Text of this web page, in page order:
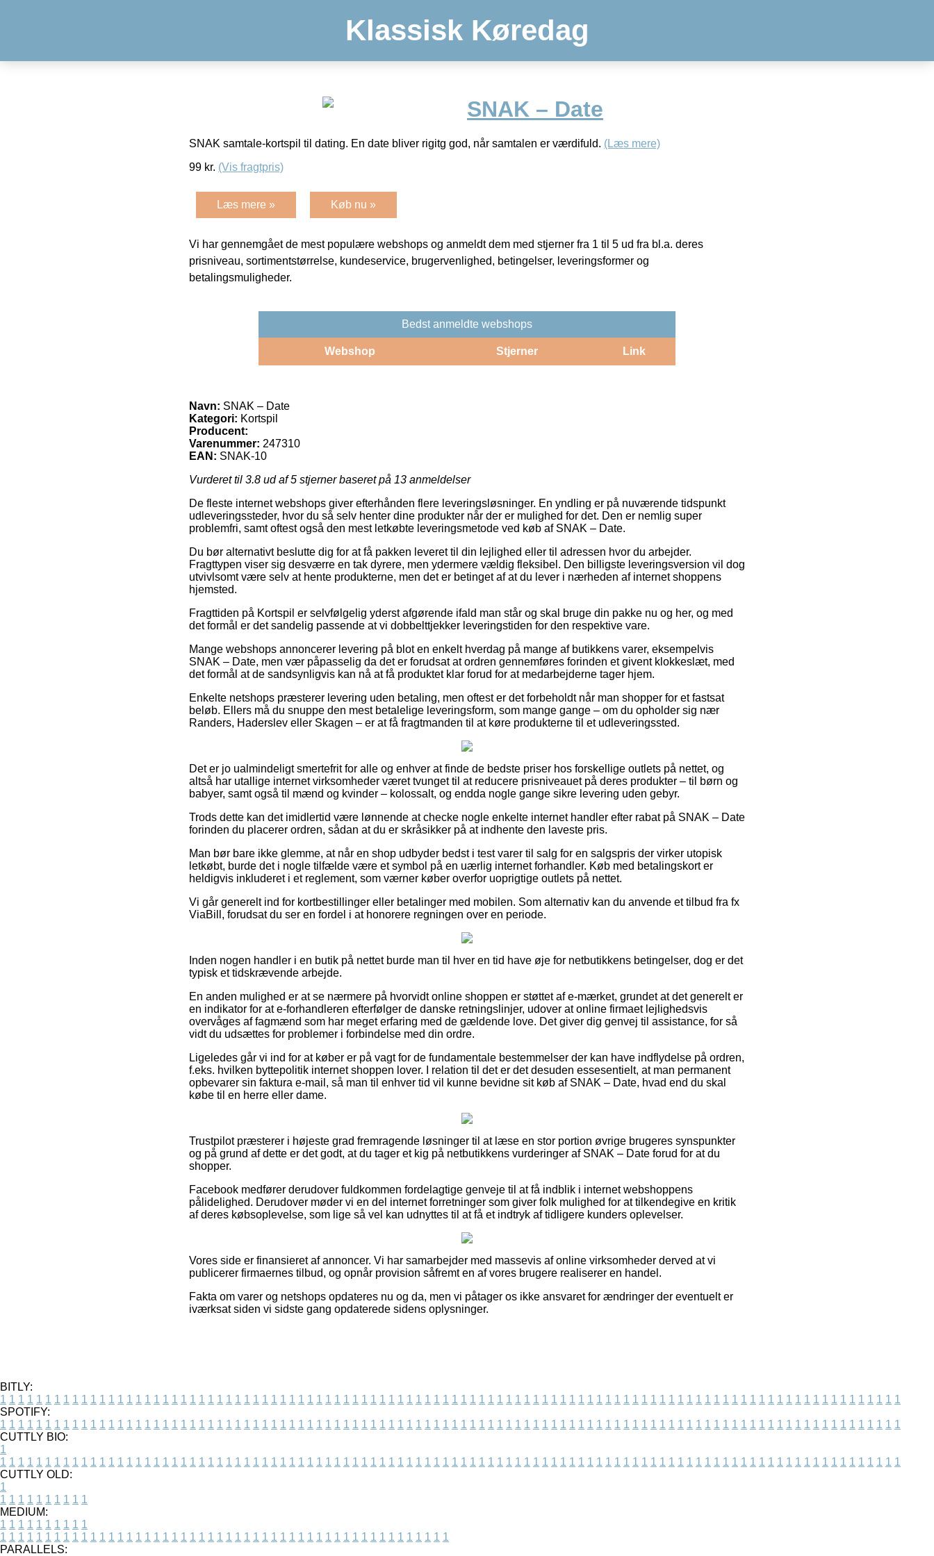
Klassisk Køredag
SNAK – Date
SNAK samtale-kortspil til dating. En date bliver rigitg god, når samtalen er værdifuld. (Læs mere)
99 kr. (Vis fragtpris)
Læs mere » Køb nu »
Vi har gennemgået de mest populære webshops og anmeldt dem med stjerner fra 1 til 5 ud fra bl.a. deres
prisniveau, sortimentstørrelse, kundeservice, brugervenlighed, betingelser, leveringsformer og
betalingsmuligheder.
Bedst anmeldte webshops
Webshop Stjerner Link
Navn: SNAK – Date
Kategori: Kortspil
Producent:
Varenummer: 247310
EAN: SNAK-10
Vurderet til 3.8 ud af 5 stjerner baseret på 13 anmeldelser
De fleste internet webshops giver efterhånden flere leveringsløsninger. En yndling er på nuværende tidspunkt
udleveringssteder, hvor du så selv henter dine produkter når der er mulighed for det. Den er nemlig super
problemfri, samt oftest også den mest letkøbte leveringsmetode ved køb af SNAK – Date.
Du bør alternativt beslutte dig for at få pakken leveret til din lejlighed eller til adressen hvor du arbejder.
Fragttypen viser sig desværre en tak dyrere, men ydermere vældig fleksibel. Den billigste leveringsversion vil dog
utvivlsomt være selv at hente produkterne, men det er betinget af at du lever i nærheden af internet shoppens
hjemsted.
Fragttiden på Kortspil er selvfølgelig yderst afgørende ifald man står og skal bruge din pakke nu og her, og med
det formål er det sandelig passende at vi dobbelttjekker leveringstiden for den respektive vare.
Mange webshops annoncerer levering på blot en enkelt hverdag på mange af butikkens varer, eksempelvis
SNAK – Date, men vær påpasselig da det er forudsat at ordren gennemføres forinden et givent klokkeslæt, med
det formål at de sandsynligvis kan nå at få produktet klar forud for at medarbejderne tager hjem.
Enkelte netshops præsterer levering uden betaling, men oftest er det forbeholdt når man shopper for et fastsat
beløb. Ellers må du snuppe den mest betalelige leveringsform, som mange gange – om du opholder sig nær
Randers, Haderslev eller Skagen – er at få fragtmanden til at køre produkterne til et udleveringssted.
Det er jo ualmindeligt smertefrit for alle og enhver at finde de bedste priser hos forskellige outlets på nettet, og
altså har utallige internet virksomheder været tvunget til at reducere prisniveauet på deres produkter – til børn og
babyer, samt også til mænd og kvinder – kolossalt, og endda nogle gange sikre levering uden gebyr.
Trods dette kan det imidlertid være lønnende at checke nogle enkelte internet handler efter rabat på SNAK – Date
forinden du placerer ordren, sådan at du er skråsikker på at indhente den laveste pris.
Man bør bare ikke glemme, at når en shop udbyder bedst i test varer til salg for en salgspris der virker utopisk
letkøbt, burde det i nogle tilfælde være et symbol på en uærlig internet forhandler. Køb med betalingskort er
heldigvis inkluderet i et reglement, som værner køber overfor uoprigtige outlets på nettet.
Vi går generelt ind for kortbestillinger eller betalinger med mobilen. Som alternativ kan du anvende et tilbud fra fx
ViaBill, forudsat du ser en fordel i at honorere regningen over en periode.
Inden nogen handler i en butik på nettet burde man til hver en tid have øje for netbutikkens betingelser, dog er det
typisk et tidskrævende arbejde.
En anden mulighed er at se nærmere på hvorvidt online shoppen er støttet af e-mærket, grundet at det generelt er
en indikator for at e-forhandleren efterfølger de danske retningslinjer, udover at online firmaet lejlighedsvis
overvåges af fagmænd som har meget erfaring med de gældende love. Det giver dig genvej til assistance, for så
vidt du udsættes for problemer i forbindelse med din ordre.
Ligeledes går vi ind for at køber er på vagt for de fundamentale bestemmelser der kan have indflydelse på ordren,
f.eks. hvilken byttepolitik internet shoppen lover. I relation til det er det desuden essesentielt, at man permanent
opbevarer sin faktura e-mail, så man til enhver tid vil kunne bevidne sit køb af SNAK – Date, hvad end du skal
købe til en herre eller dame.
Trustpilot præsterer i højeste grad fremragende løsninger til at læse en stor portion øvrige brugeres synspunkter
og på grund af dette er det godt, at du tager et kig på netbutikkens vurderinger af SNAK – Date forud for at du
shopper.
Facebook medfører derudover fuldkommen fordelagtige genveje til at få indblik i internet webshoppens
pålidelighed. Derudover møder vi en del internet forretninger som giver folk mulighed for at tilkendegive en kritik
af deres købsoplevelse, som lige så vel kan udnyttes til at få et indtryk af tidligere kunders oplevelser.
Vores side er finansieret af annoncer. Vi har samarbejder med massevis af online virksomheder derved at vi
publicerer firmaernes tilbud, og opnår provision såfremt en af vores brugere realiserer en handel.
Fakta om varer og netshops opdateres nu og da, men vi påtager os ikke ansvaret for ændringer der eventuelt er
iværksat siden vi sidste gang opdaterede sidens oplysninger.
BITLY:
1 1 1 1 1 1 1 1 1 1 1 1 1 1 1 1 1 1 1 1 1 1 1 1 1 1 1 1 1 1 1 1 1 1 1 1 1 1 1 1 1 1 1 1 1 1 1 1 1 1 1 1 1 1 1 1 1 1 1 1 1 1 1 1 1 1 1 1 1 1 1 1 1 1 1 1 1 1 1 1 1 1 1 1 1 1 1 1 1 1 1 1 1 1 1 1 1 1 1 1
SPOTIFY:
1 1 1 1 1 1 1 1 1 1 1 1 1 1 1 1 1 1 1 1 1 1 1 1 1 1 1 1 1 1 1 1 1 1 1 1 1 1 1 1 1 1 1 1 1 1 1 1 1 1 1 1 1 1 1 1 1 1 1 1 1 1 1 1 1 1 1 1 1 1 1 1 1 1 1 1 1 1 1 1 1 1 1 1 1 1 1 1 1 1 1 1 1 1 1 1 1 1 1 1
CUTTLY BIO:
1
1 1 1 1 1 1 1 1 1 1 1 1 1 1 1 1 1 1 1 1 1 1 1 1 1 1 1 1 1 1 1 1 1 1 1 1 1 1 1 1 1 1 1 1 1 1 1 1 1 1 1 1 1 1 1 1 1 1 1 1 1 1 1 1 1 1 1 1 1 1 1 1 1 1 1 1 1 1 1 1 1 1 1 1 1 1 1 1 1 1 1 1 1 1 1 1 1 1 1 1
CUTTLY OLD:
1
1 1 1 1 1 1 1 1 1 1
MEDIUM:
1 1 1 1 1 1 1 1 1 1
1 1 1 1 1 1 1 1 1 1 1 1 1 1 1 1 1 1 1 1 1 1 1 1 1 1 1 1 1 1 1 1 1 1 1 1 1 1 1 1 1 1 1 1 1 1 1 1 1 1
PARALLELS: